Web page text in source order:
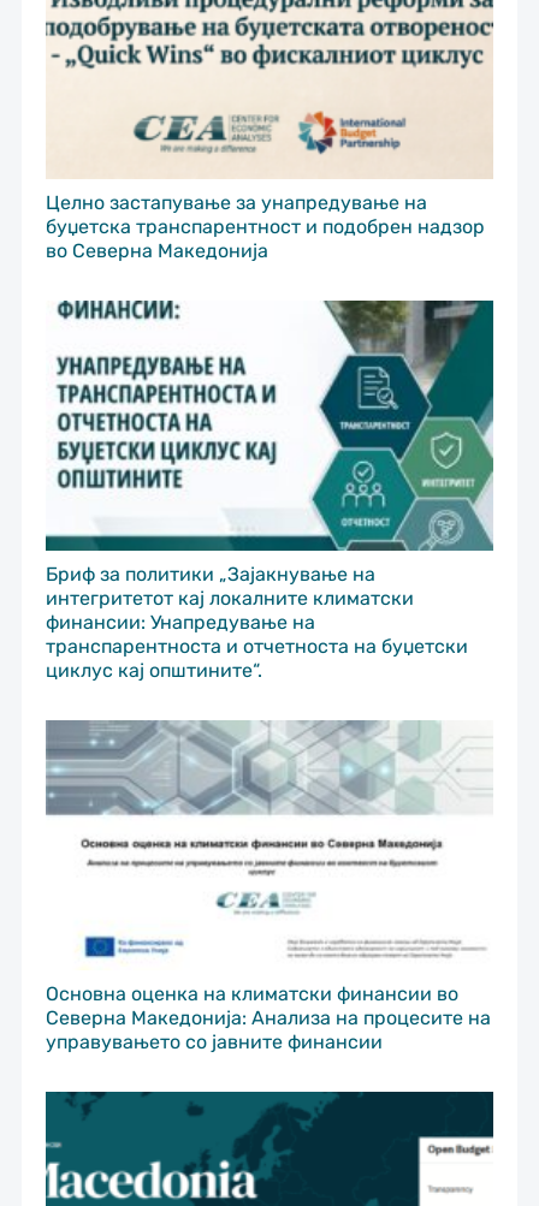
Целно застапување за унапредување на
буџетска транспарентност и подобрен надзор
во Северна Македонија
Бриф за политики „Зајакнување на
интегритетот кај локалните климатски
финансии: Унапредување на
транспарентноста и отчетноста на буџетски
циклус кај општините“.
Основна оценка на климатски финансии во
Северна Македонија: Анализа на процесите на
управувањето со јавните финансии